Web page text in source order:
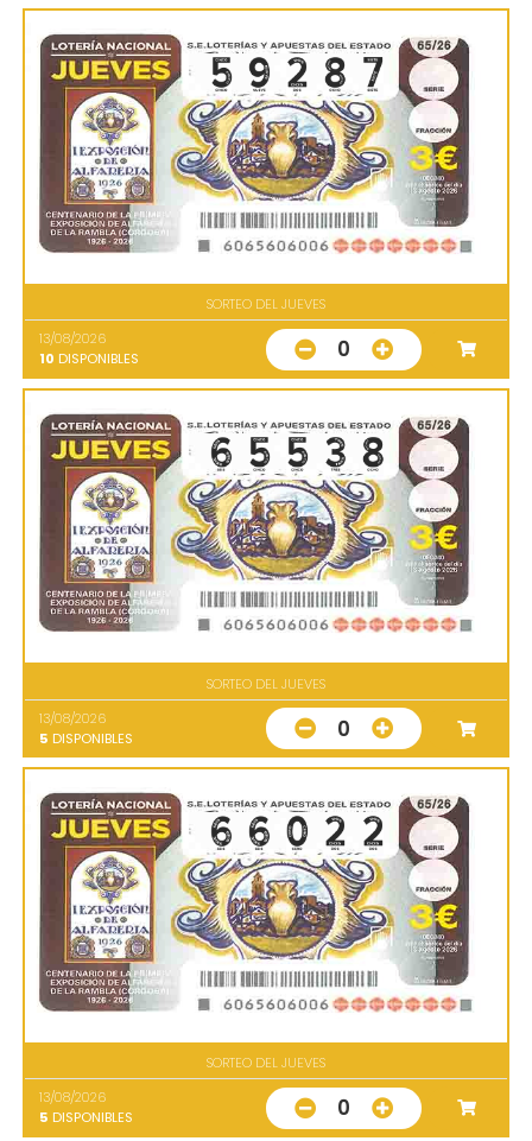
SORTEO DEL JUEVES
13/08/2026
10 DISPONIBLES 0
SORTEO DEL JUEVES
13/08/2026
5 DISPONIBLES 0
SORTEO DEL JUEVES
13/08/2026
5 DISPONIBLES 0